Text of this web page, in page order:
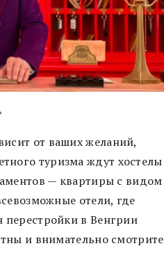
от ваших желаний,
туризма ждут хостелы
— квартиры с видом
отели, где
перестройки в Венгрии
и внимательно смотрите